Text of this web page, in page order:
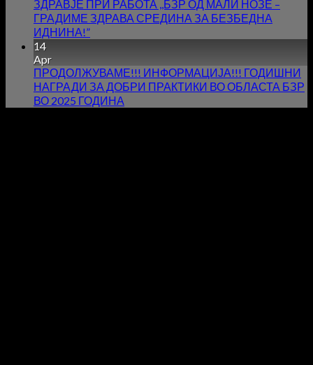
ЗДРАВЈЕ ПРИ РАБОТА ,,БЗР ОД МАЛИ НОЗЕ –
ГРАДИМЕ ЗДРАВА СРЕДИНА ЗА БЕЗБЕДНА
ИДНИНА!”
14
Apr
ПРОДОЛЖУВАМЕ!!! ИНФОРМАЦИЈА!!! ГОДИШНИ
НАГРАДИ ЗА ДОБРИ ПРАКТИКИ ВО ОБЛАСТА БЗР
ВО 2025 ГОДИНА